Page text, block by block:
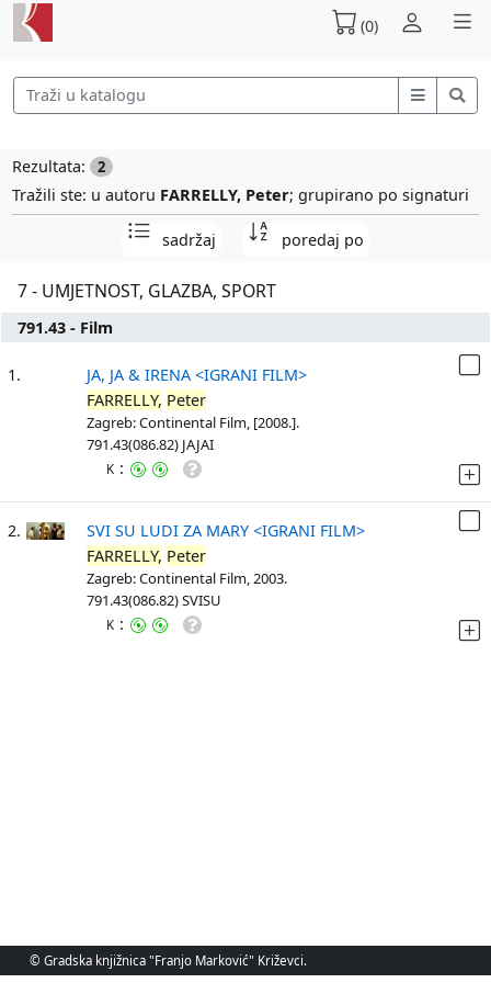
(0)
Rezultata: 2
Tražili ste: u autoru FARRELLY, Peter; grupirano po signaturi
sadržaj poredaj po
7 - UMJETNOST, GLAZBA, SPORT
791.43 - Film
1.
JA, JA & IRENA <IGRANI FILM>
FARRELLY, Peter
Zagreb: Continental Film, [2008.].
791.43(086.82) JAJAI
K :
2.
SVI SU LUDI ZA MARY <IGRANI FILM>
FARRELLY, Peter
Zagreb: Continental Film, 2003.
791.43(086.82) SVISU
K :
© Gradska knjižnica "Franjo Marković" Križevci.